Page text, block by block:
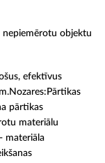
nepiemērotu objektu
efektīvus
pārtikas
materiālu
materiāla